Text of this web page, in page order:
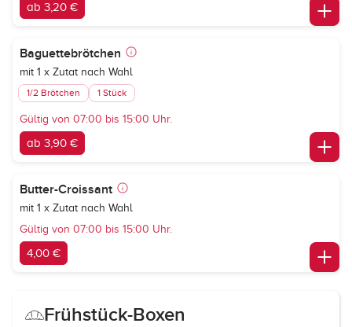
ab 3,20 €
Baguettebrötchen
mit 1 x Zutat nach Wahl
1/2 Brötchen 1 Stück
Gültig von 07:00 bis 15:00 Uhr.
ab 3,90 €
Butter-Croissant
mit 1 x Zutat nach Wahl
Gültig von 07:00 bis 15:00 Uhr.
4,00 €
Frühstück-Boxen